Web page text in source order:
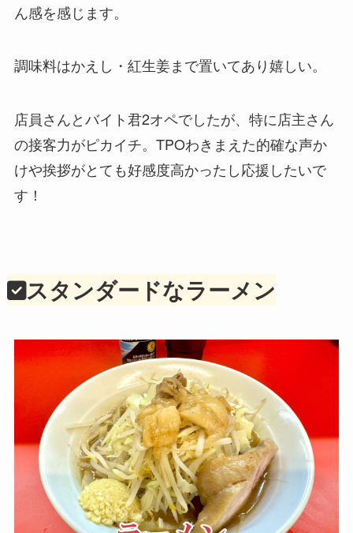
ん感を感じます。
調味料はかえし・紅生姜まで置いてあり嬉しい。
店員さんとバイト君2オペでしたが、特に店主さん
の接客力がピカイチ。TPOわきまえた的確な声か
けや挨拶がとても好感度高かったし応援したいで
す！
スタンダードなラーメン